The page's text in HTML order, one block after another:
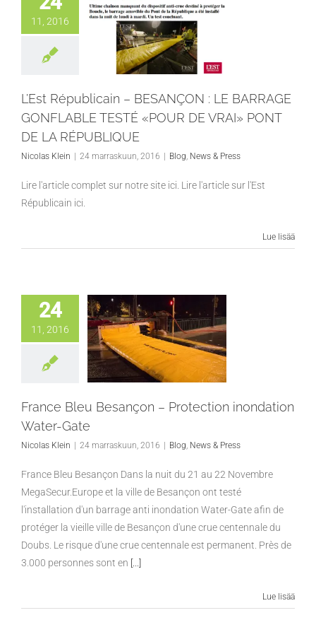
11, 2016
L’Est Républicain –
BESANÇON : LE
BARRAGE GONFLABLE
TESTÉ «POUR DE VRAI»
L’Est Républicain – BESANÇON : LE BARRAGE
GONFLABLE TESTÉ «POUR DE VRAI» PONT
DE LA RÉPUBLIQUE
Nicolas Klein | 24 marraskuun, 2016 | Blog News & Press
Lire l'article complet sur notre site ici. Lire l'article sur l'Est
Républicain ici.
Lue lisää
24
11, 2016
Water-Gate
France Bleu Besançon – Protection inondation
Water-Gate
Nicolas Klein | 24 marraskuun, 2016 | Blog News & Press
France Bleu Besançon Dans la nuit du 21 au 22 Novembre
MegaSecur.Europe et la ville de Besançon ont testé
l'installation d'un barrage anti inondation Water-Gate afin de
protéger la vieille ville de Besançon d'une crue centennale du
Doubs. Le risque d'une crue centennale est permanent. Près de
3.000 personnes sont en [...]
Lue lisää